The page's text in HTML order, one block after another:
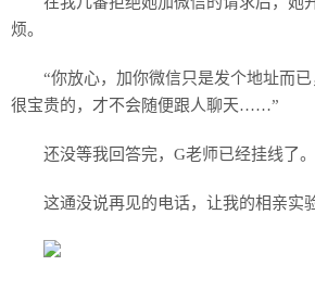
烦。
“你放心，加你微信只是发个地址而
很宝贵的，才不会随便跟人聊天……”
还没等我回答完，G老师已经挂线了。
这通没说再见的电话，让我的相亲实